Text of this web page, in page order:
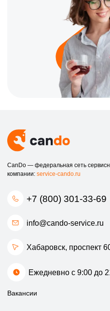
CanDo — федеральная сеть
компании: service-cando.ru
+7 (800) 301-33-69
info@cando-service.ru
Хабаровск, проспект
Ежедневно с 9:00 до
Вакансии